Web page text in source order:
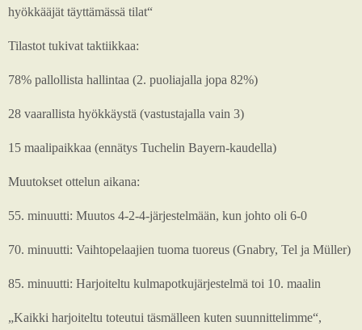
hyökkääjät täyttämässä tilat“
Tilastot tukivat taktiikkaa:
78% pallollista hallintaa (2. puoliajalla jopa 82%)
28 vaarallista hyökkäystä (vastustajalla vain 3)
15 maalipaikkaa (ennätys Tuchelin Bayern-kaudella)
Muutokset ottelun aikana:
55. minuutti: Muutos 4-2-4-järjestelmään, kun johto oli 6-0
70. minuutti: Vaihtopelaajien tuoma tuoreus (Gnabry, Tel ja Müller)
85. minuutti: Harjoiteltu kulmapotkujärjestelmä toi 10. maalin
„Kaikki harjoiteltu toteutui täsmälleen kuten suunnittelimme“,